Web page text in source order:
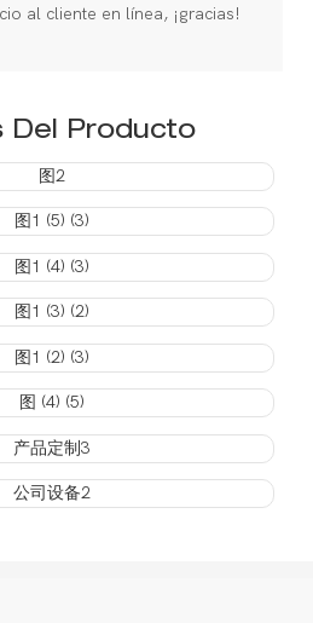
al cliente en línea, ¡gracias!
Del Producto